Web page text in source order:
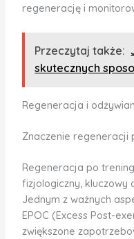
regenerację i
Przeczytaj także:
skutecznych
Regeneracja i
Znaczenie regeneracji
Regeneracja po
fizjologiczny, kluczowy
Jednym z ważnych
EPOC (Excess Post-
zwiększone